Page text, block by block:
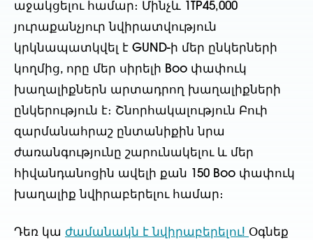
աջակցելու համար։ Մինչև 1TP45,000
յուրաքանչյուր նվիրատվություն
կրկնապատկվել է GUND-ի մեր ընկերների
կողմից, որը մեր սիրելի Boo փափուկ
խաղալիքներն արտադրող խաղալիքների
ընկերություն է։ Շնորհակալություն Բուի
զարմանահրաշ ընտանիքին նրա
ժառանգությունը շարունակելու և մեր
հիվանդանոցին ավելի քան 150 Boo փափուկ
խաղալիք նվիրաբերելու համար։
Դեռ կա ժամանակն է նվիրաբերելու! Օգնեք